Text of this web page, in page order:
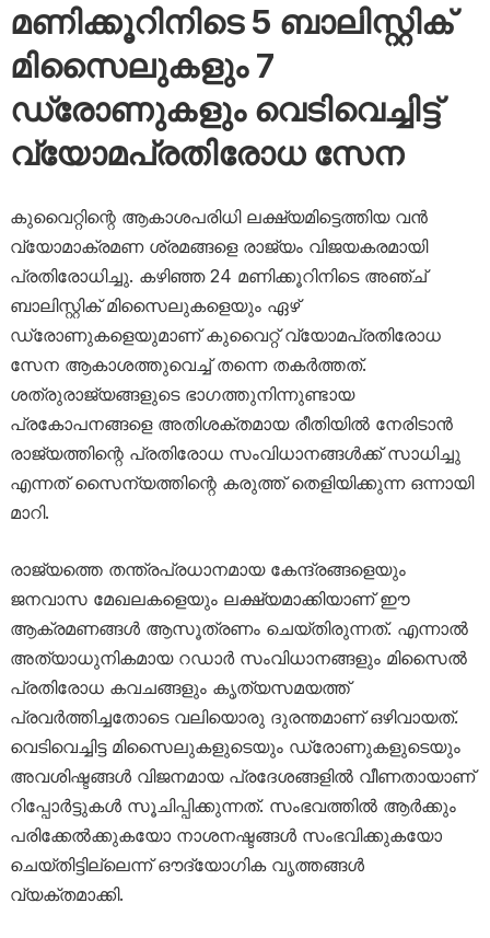
മണിക്കൂറിനിടെ 5 ബാലിസ്റ്റിക്
മിസൈലുകളും 7
ഡ്രോണുകളും വെടിവെച്ചിട്ട്
വ്യോമപ്രതിരോധ സേന
കുവൈറ്റിന്റെ ആകാശപരിധി ലക്ഷ്യമിട്ടെത്തിയ വൻ
വ്യോമാക്രമണ ശ്രമങ്ങളെ രാജ്യം വിജയകരമായി
പ്രതിരോധിച്ചു. കഴിഞ്ഞ 24 മണിക്കൂറിനിടെ അഞ്ച്
ബാലിസ്റ്റിക് മിസൈലുകളെയും ഏഴ്
ഡ്രോണുകളെയുമാണ് കുവൈറ്റ് വ്യോമപ്രതിരോധ
സേന ആകാശത്തുവെച്ച് തന്നെ തകർത്തത്.
ശത്രുരാജ്യങ്ങളുടെ ഭാഗത്തുനിന്നുണ്ടായ
പ്രകോപനങ്ങളെ അതിശക്തമായ രീതിയിൽ നേരിടാൻ
രാജ്യത്തിന്റെ പ്രതിരോധ സംവിധാനങ്ങൾക്ക് സാധിച്ചു
എന്നത് സൈന്യത്തിന്റെ കരുത്ത് തെളിയിക്കുന്ന ഒന്നായി
മാറി.
രാജ്യത്തെ തന്ത്രപ്രധാനമായ കേന്ദ്രങ്ങളെയും
ജനവാസ മേഖലകളെയും ലക്ഷ്യമാക്കിയാണ് ഈ
ആക്രമണങ്ങൾ ആസൂത്രണം ചെയ്തിരുന്നത്. എന്നാൽ
അത്യാധുനികമായ റഡാർ സംവിധാനങ്ങളും മിസൈൽ
പ്രതിരോധ കവചങ്ങളും കൃത്യസമയത്ത്
പ്രവർത്തിച്ചതോടെ വലിയൊരു ദുരന്തമാണ് ഒഴിവായത്.
വെടിവെച്ചിട്ട മിസൈലുകളുടെയും ഡ്രോണുകളുടെയും
അവശിഷ്ടങ്ങൾ വിജനമായ പ്രദേശങ്ങളിൽ വീണതായാണ്
റിപ്പോർട്ടുകൾ സൂചിപ്പിക്കുന്നത്. സംഭവത്തിൽ ആർക്കും
പരിക്കേൽക്കുകയോ നാശനഷ്ടങ്ങൾ സംഭവിക്കുകയോ
ചെയ്തിട്ടില്ലെന്ന് ഔദ്യോഗിക വൃത്തങ്ങൾ
വ്യക്തമാക്കി.